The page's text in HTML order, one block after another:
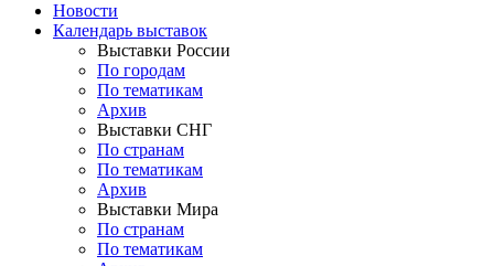
Новости
Календарь выставок
Выставки России
По городам
По тематикам
Архив
Выставки СНГ
По странам
По тематикам
Архив
Выставки Мира
По странам
По тематикам